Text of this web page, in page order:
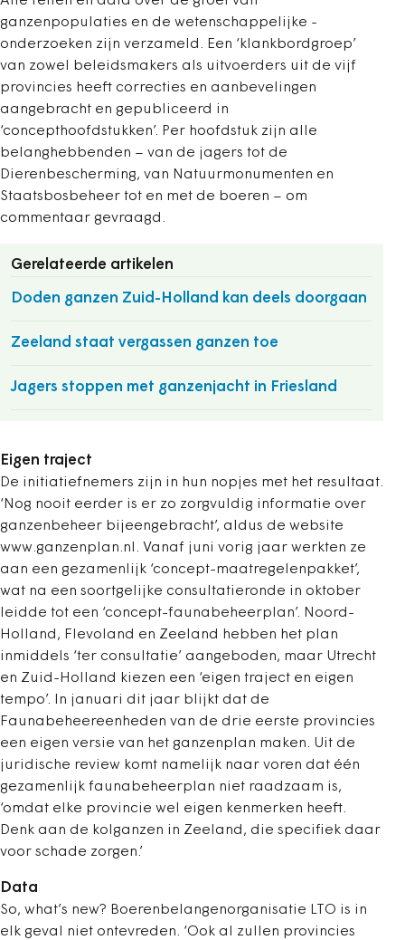
ganzenpopulaties en de wetenschappelijke ­
onderzoeken zijn verzameld. Een ‘klankbordgroep’
van zowel beleidsmakers als ­uitvoerders uit de vijf
provincies heeft correcties en aanbevelingen
aangebracht en gepubliceerd in
‘concepthoofdstukken’. Per hoofdstuk zijn alle
belanghebbenden – van de jagers tot de
Dierenbescherming, van Natuurmonumenten en
Staatsbosbeheer tot en met de boeren – om
commentaar ­gevraagd.
Gerelateerde artikelen
Doden ganzen Zuid-Holland kan deels doorgaan
Zeeland staat vergassen ganzen toe
Jagers stoppen met ganzenjacht in Friesland
Eigen traject
De initiatiefnemers zijn in hun nopjes met het resultaat.
‘Nog nooit eerder is er zo zorgvuldig informatie over
ganzenbeheer bijeengebracht’, aldus de website
www.ganzenplan.nl. Vanaf juni vorig jaar werkten ze
aan een gezamenlijk ‘concept-maatregelenpakket’,
wat na een soortgelijke consultatieronde in oktober
leidde tot een ‘concept-fauna­beheerplan’. Noord-
Holland, Flevoland en Zeeland hebben het plan
inmiddels ‘ter consultatie’ aangeboden, maar Utrecht
en Zuid-Holland kiezen een ‘eigen traject en eigen
tempo’. In januari dit jaar blijkt dat de
Faunabeheereenheden van de drie eerste provincies
een eigen versie van het ganzenplan maken. Uit de
juridische review komt namelijk naar voren dat één
gezamenlijk faunabeheerplan niet raadzaam is,
‘omdat elke provincie wel eigen kenmerken heeft.
Denk aan de kolganzen in Zeeland, die ­specifiek daar
voor schade zorgen.’
Data
So, what’s new? Boerenbelangenorganisatie LTO is in
elk geval niet ontevreden. ‘Ook al zullen provincies